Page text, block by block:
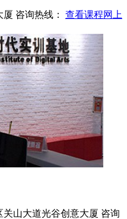
厦 咨询热线： 查看课程网上
山大道光谷创意大厦 咨询